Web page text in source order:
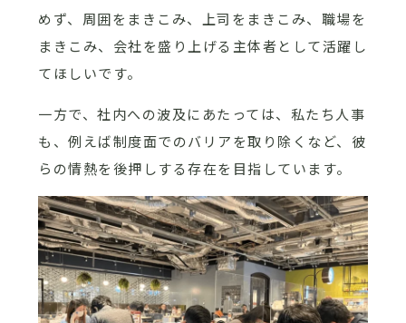
めず、周囲をまきこみ、上司をまきこみ、職場を
まきこみ、会社を盛り上げる主体者として活躍し
てほしいです。
一方で、社内への波及にあたっては、私たち人事
も、例えば制度面でのバリアを取り除くなど、彼
らの情熱を後押しする存在を目指しています。